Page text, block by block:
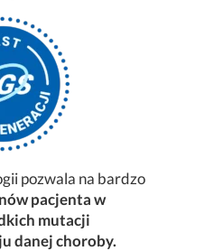
pozwala na bardzo
pacjenta w
mutacji
danej choroby.